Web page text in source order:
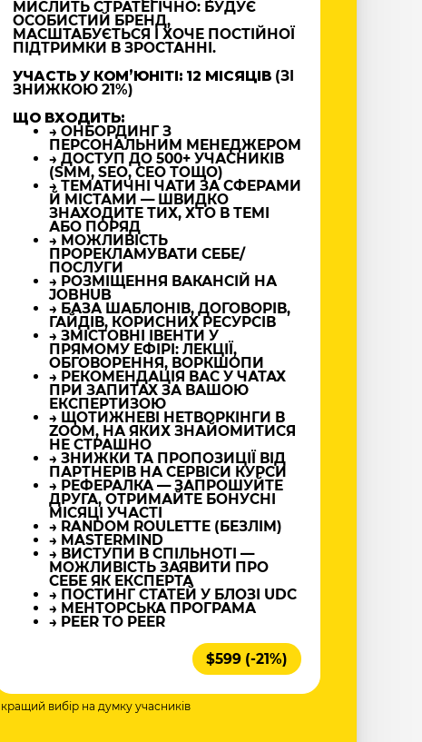
МИСЛИТЬ СТРАТЕГІЧНО: БУДУЄ
ОСОБИСТИЙ БРЕНД,
МАСШТАБУЄТЬСЯ І ХОЧЕ ПОСТІЙНОЇ
ПІДТРИМКИ В ЗРОСТАННІ.
УЧАСТЬ У КОМʼЮНІТІ: 12 МІСЯЦІВ (ЗІ
ЗНИЖКОЮ 21%)
ЩО ВХОДИТЬ:
→ ОНБОРДИНГ З
ПЕРСОНАЛЬНИМ МЕНЕДЖЕРОМ
→ ДОСТУП ДО 500+ УЧАСНИКІВ
(SMM, SEO, CEO ТОЩО)
→ ТЕМАТИЧНІ ЧАТИ ЗА СФЕРАМИ
Й МІСТАМИ — ШВИДКО
ЗНАХОДИТЕ ТИХ, ХТО В ТЕМІ
АБО ПОРЯД
→ МОЖЛИВІСТЬ
ПРОРЕКЛАМУВАТИ СЕБЕ/
ПОСЛУГИ
→ РОЗМІЩЕННЯ ВАКАНСІЙ НА
JOBHUB
→ БАЗА ШАБЛОНІВ, ДОГОВОРІВ,
ГАЙДІВ, КОРИСНИХ РЕСУРСІВ
→ ЗМІСТОВНІ ІВЕНТИ У
ПРЯМОМУ ЕФІРІ: ЛЕКЦІЇ,
ОБГОВОРЕННЯ, ВОРКШОПИ
→ РЕКОМЕНДАЦІЯ ВАС У ЧАТАХ
ПРИ ЗАПИТАХ ЗА ВАШОЮ
ЕКСПЕРТИЗОЮ
→ ЩОТИЖНЕВІ НЕТВОРКІНГИ В
ZOOM, НА ЯКИХ ЗНАЙОМИТИСЯ
НЕ СТРАШНО
→ ЗНИЖКИ ТА ПРОПОЗИЦІЇ ВІД
ПАРТНЕРІВ НА СЕРВІСИ КУРСИ
→ РЕФЕРАЛКА — ЗАПРОШУЙТЕ
ДРУГА, ОТРИМАЙТЕ БОНУСНІ
МІСЯЦІ УЧАСТІ
→ RANDOM ROULETTE (БЕЗЛІМ)
→ MASTERMIND
→ ВИСТУПИ В СПІЛЬНОТІ —
МОЖЛИВІСТЬ ЗАЯВИТИ ПРО
СЕБЕ ЯК ЕКСПЕРТА
→ ПОСТИНГ СТАТЕЙ У БЛОЗІ UDC
→ МЕНТОРСЬКА ПРОГРАМА
→ PEER TO PEER
$599 (-21%)
вибір на думку учасників